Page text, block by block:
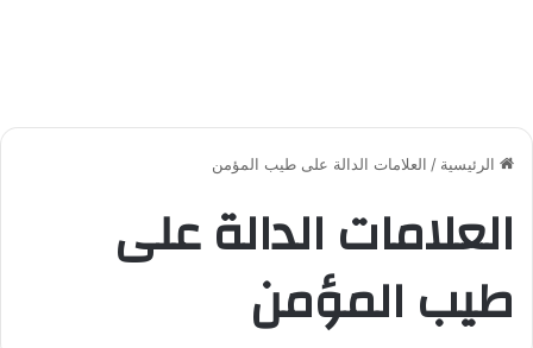
الرئيسية / العلامات الدالة على طيب المؤمن
العلامات الدالة على
طيب المؤمن